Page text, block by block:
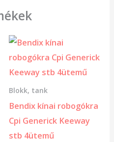
Blokk, tank
Bendix kínai robogókra
Cpi Generick Keeway
stb 4ütemű